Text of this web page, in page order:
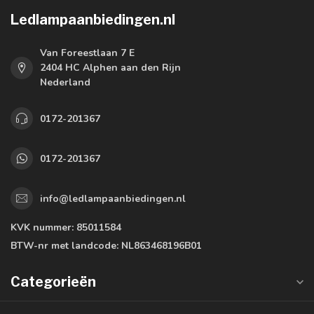
Ledlampaanbiedingen.nl
Van Foreestlaan 7 E
2404 HC Alphen aan den Rijn
Nederland
0172-201367
0172-201367
info@ledlampaanbiedingen.nl
KVK nummer: 85011584
BTW-nr met landcode: NL863468196B01
Categorieën